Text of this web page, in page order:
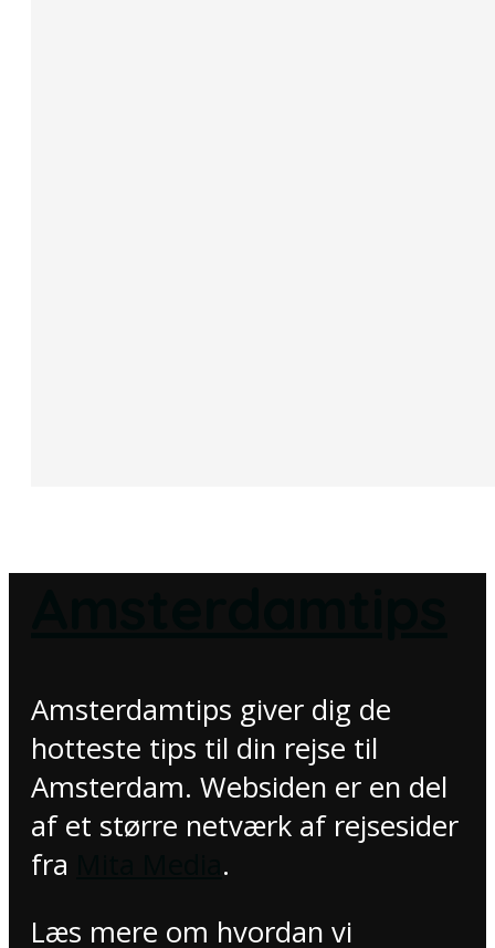
Amsterdamtips giver dig de
hotteste tips til din rejse til
Amsterdam. Websiden er en del
af et større netværk af rejsesider
fra
.
Læs mere om hvordan vi